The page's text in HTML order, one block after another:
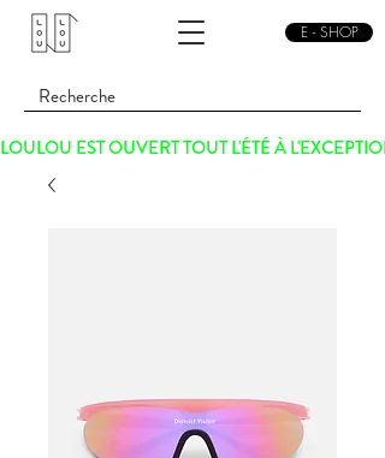
E - SHOP
LOULOU EST OUVERT TOUT L'ÉTÉ À